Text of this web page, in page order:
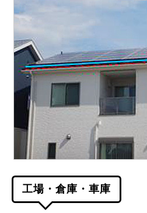
工場・倉庫・車庫